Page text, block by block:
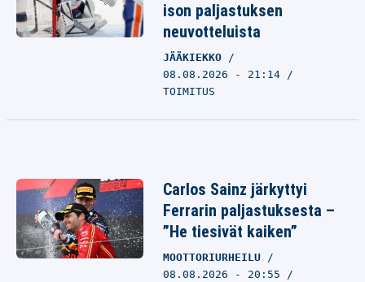
ison paljastuksen
neuvotteluista
JÄÄKIEKKO
08.08.2026 - 21:14
TOIMITUS
Carlos Sainz järkyttyi
Ferrarin paljastuksesta –
”He tiesivät kaiken”
MOOTTORIURHEILU
08.08.2026 - 20:55